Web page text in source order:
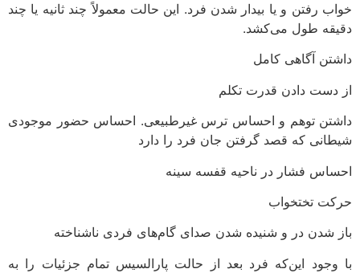
خواب رفتن و یا بیدار شدن فرد. این حالت معمولاً چند ثانیه یا چند
دقیقه طول می‌کشد.
داشتن آگاهی کامل
از دست دادن قدرت تکلم
داشتن توهم و احساس ترس غیرطبیعی. احساس حضور موجودی
شیطانی که قصد گرفتن جان فرد را دارد
احساس فشار در ناحیه‌ قفسه‌ سینه
حرکت تختخواب
باز شدن در و شنیده شدن صدای گام‌های فردی ناشناخته
با وجود این‌که فرد بعد از حالت پارالسیس تمام جزئیات را به